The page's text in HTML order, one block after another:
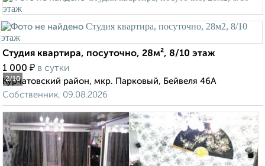
2/10
Студия квартира, посуточно, 28м², 8/10 этаж
1 000 ₽ в сутки
Курчатовский район, мкр. Парковый, Бейвеля 46А
Собственник, 09.08.2026